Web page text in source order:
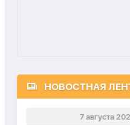
НОВОСТНАЯ
7 августа